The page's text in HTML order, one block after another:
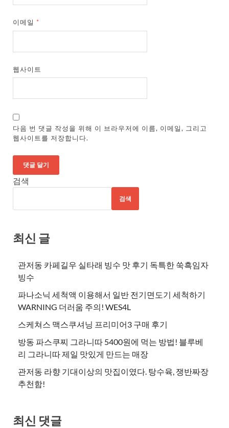
이메일 *
웹사이트
다음 번 댓글 작성을 위해 이 브라우저에 이름, 이메일, 그리고
웹사이트를 저장합니다.
검색
검색
최신 글
관저동 카페길우 실타래 빙수 맛 후기 독특한 쑥흑임자
빙수
파나소닉 세척액 이용해서 일반 전기면도기 세척하기
WARNING 더러움 주의! WES4L
스케쳐스 맥스쿠셔닝 프리미어3 구매 후기
방동 파스쿠찌 그라니따 5400원에 먹는 방법! 블루베
리 그라니따 제일 맛있게 만드는 매장
관저동 라향 기대이상의 맛집이였다. 탕수육, 쟁반짜장
추천함!
최신 댓글